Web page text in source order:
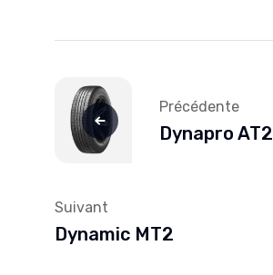
de
l’article
Précédente
Dynapro AT2
Suivant
Dynamic MT2